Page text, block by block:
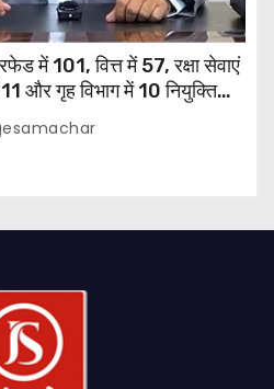
में 101, वित्त में 57, रक्षा सेवाएं
और गृह विभाग में 10 नियुक्तियां